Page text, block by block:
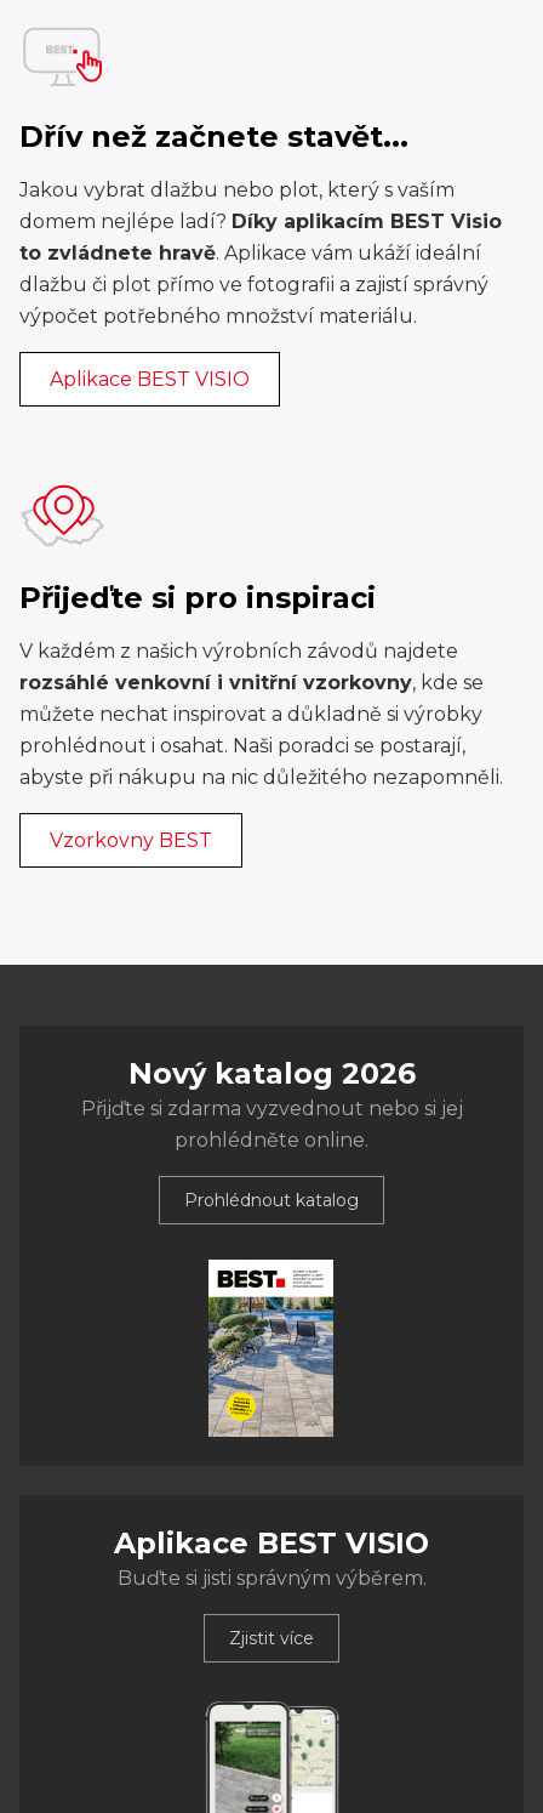
Dřív než začnete stavět...
Jakou vybrat dlažbu nebo plot, který s vaším
domem nejlépe ladí? Díky aplikacím BEST Visio
to zvládnete hravě. Aplikace vám ukáží ideální
dlažbu či plot přímo ve fotografii a zajistí správný
výpočet potřebného množství materiálu.
Aplikace BEST VISIO
Přijeďte si pro inspiraci
V každém z našich výrobních závodů najdete
rozsáhlé venkovní i vnitřní vzorkovny, kde se
můžete nechat inspirovat a důkladně si výrobky
prohlédnout i osahat. Naši poradci se postarají,
abyste při nákupu na nic důležitého nezapomněli.
Vzorkovny BEST
Nový katalog 2026
Přijďte si zdarma vyzvednout nebo si jej
prohlédněte online.
Prohlédnout katalog
Aplikace BEST VISIO
Buďte si jisti správným výběrem.
Zjistit více